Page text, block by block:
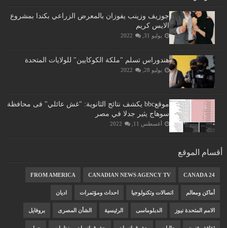
جوزيف وزينب يفوزان بالمعرض الزراعي بكندا بمشروع
الايس كريم
يوليو 31, 2022
هندوراس تسلم "ملكة الكوكايين" للولايات المتحدة
يوليو 28, 2022
موقعbbc يكشف نتائج الثانوية: "غش عائلي" فى محافظة
سوهاج يثير جدلا في مصر
أغسطس 11, 2022
أقسام الموقع
CANADA 24
CANADIAN NEWS AGENCY TV
FROM AMERICA
أماكن ومعالم اتصالات وتكنولوجيا احداث ومؤتمرات اديان
الامم المتحدة نيوز الدبلوماسى الرئيسية الشأن المصرى بروفايل